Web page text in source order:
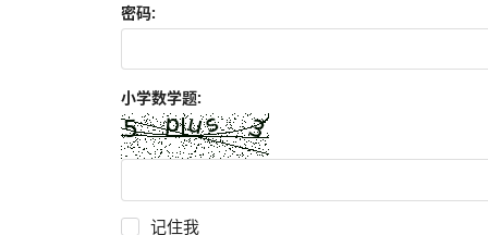
密码:
小学数学题:
记住我